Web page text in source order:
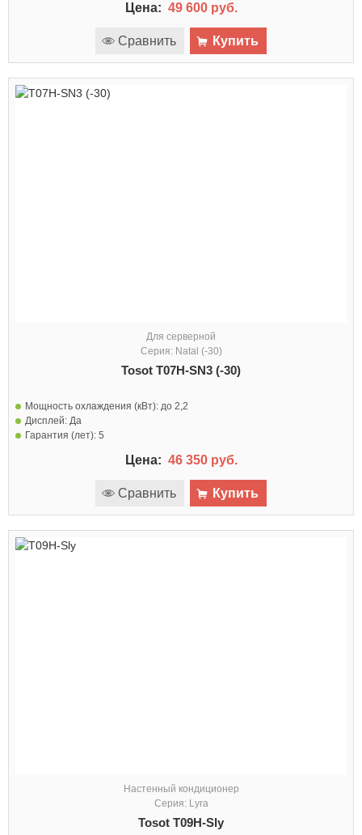
Цена: 49 600 руб.
Сравнить Купить
Для серверной
Серия: Natal (-30)
Tosot T07H-SN3 (-30)
Мощность охлаждения (кВт): до 2,2
Дисплей: Да
Гарантия (лет): 5
Цена: 46 350 руб.
Сравнить Купить
Настенный кондиционер
Серия: Lyra
Tosot T09H-Sly